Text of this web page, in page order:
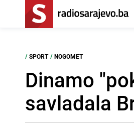
/ SPORT / NOGOMET
Dinamo
savladala